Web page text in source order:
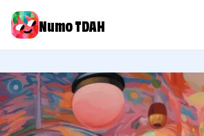
Numo TDAH